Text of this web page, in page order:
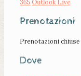
365 Outlook Live
Prenotazioni
Prenotazioni chiuse
Dove